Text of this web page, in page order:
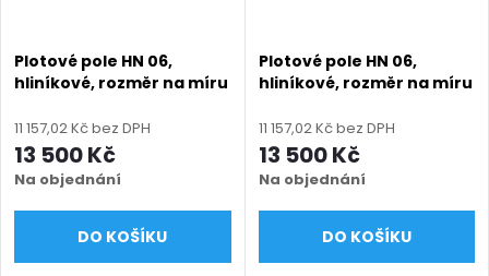
Plotové pole HN 06,
hliníkové, rozměr na míru
výška 750 - 2000 mm),
černá RAL 9005 matná
11 157,02 Kč bez DPH
13 500 Kč
Na objednání
DO KOŠÍKU
Plotové pole HN 06,
hliníkové, rozměr na míru
výška 750 - 2000 mm),
černá struktura RAL 9005
11 157,02 Kč bez DPH
13 500 Kč
Na objednání
DO KOŠÍKU